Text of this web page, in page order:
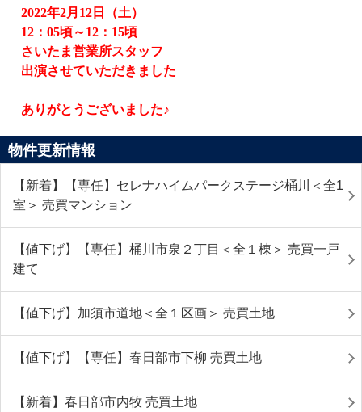
2022年2月 12 日（土）
12 ：05頃～12 ： 15頃
さいたま営業所スタッフ
出演させていただきました
ありがとうございました♪
物件更新情報
【新着】【専任】セレナハイムパークステージ桶川＜全1
室＞ 売買マンション
【値下げ】【専任】桶川市泉２丁目＜全１棟＞ 売買一戸
建て
【値下げ】加須市道地＜全１区画＞ 売買土地
【値下げ】【専任】春日部市下柳 売買土地
【新着】春日部市内牧 売買土地